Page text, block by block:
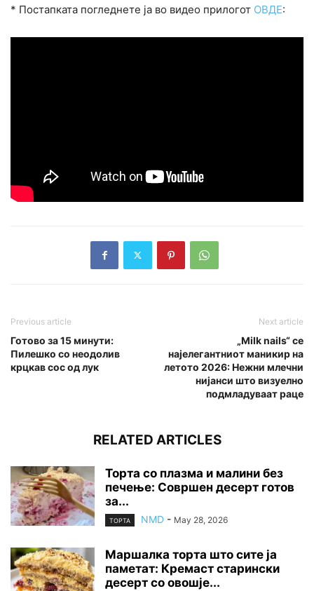
* Постапката погледнете ја во видео прилогот ОВДЕ:
Previous article
Готово за 15 минути:
Пилешко со неодолив
крцкав сос од лук
Next article
„Milk nails“ се
најелегантниот маникир на
летото 2026: Нежни млечни
нијанси што визуелно
подмладуваат раце
RELATED ARTICLES
Торта со плазма и малини без
печење: Совршен десерт готов
за...
ТОРТА NMD - May 28, 2026
Маршалка торта што сите ја
паметат: Кремаст старински
десерт со овошје...